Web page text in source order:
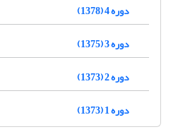
دوره 4 (1378)
دوره 3 (1375)
دوره 2 (1373)
دوره 1 (1373)